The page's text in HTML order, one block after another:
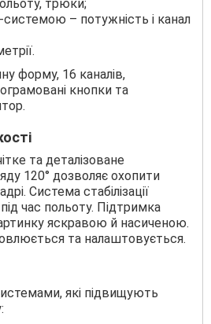
трюки;
системою – потужність і канал
форму, 16 каналів,
кнопки та
та деталізоване
120° дозволяє охопити
Система стабілізації
час польоту. Підтримка
яскравою й насиченою.
та налаштовується.
які підвищують